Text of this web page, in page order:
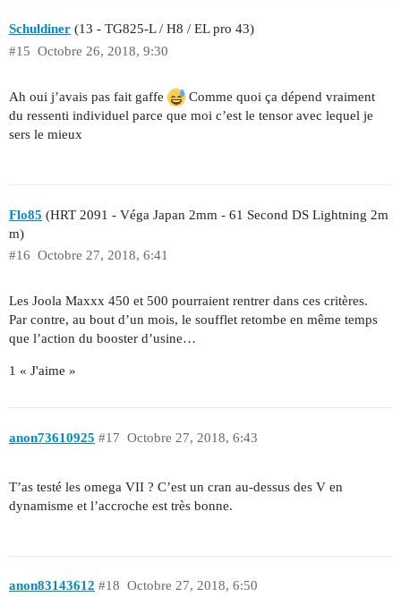
Schuldiner (13 - TG825-L / H8 / EL pro 43)
Octobre 26, 2018, 9:30
#15
Ah oui j’avais pas fait gaffe
Comme quoi ça dépend vraiment
du ressenti individuel parce que moi c’est le tensor avec lequel je
sers le mieux
Flo85 (HRT 2091 - Véga Japan 2mm - 61 Second DS Lightning 2m
m)
Octobre 27, 2018, 6:41
#16
Les Joola Maxxx 450 et 500 pourraient rentrer dans ces critères.
Par contre, au bout d’un mois, le soufflet retombe en même temps
que l’action du booster d’usine…
1 « J'aime »
anon73610925 Octobre 27, 2018, 6:43
#17
T’as testé les omega VII ? C’est un cran au-dessus des V en
dynamisme et l’accroche est très bonne.
anon83143612 Octobre 27, 2018, 6:50
#18